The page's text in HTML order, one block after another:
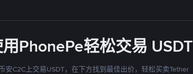
PhonePe轻松交易 USDT
安C2C上交易USDT，在下方找到最佳出价，轻松买卖Tether